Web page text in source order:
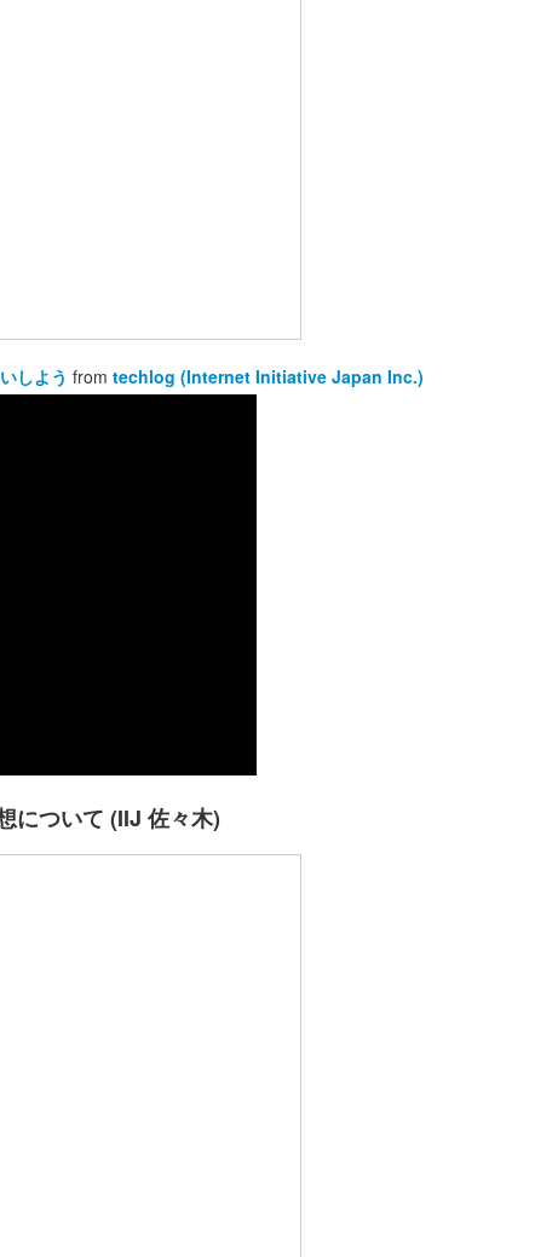
しよう from techlog (Internet Initiative Japan Inc.)
について (IIJ 佐々木)